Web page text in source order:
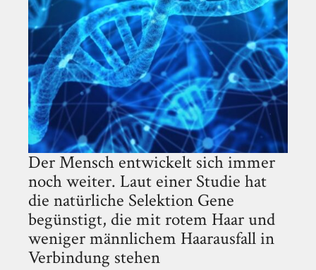
Der Mensch entwickelt sich immer
noch weiter. Laut einer Studie hat
die natürliche Selektion Gene
begünstigt, die mit rotem Haar und
weniger männlichem Haarausfall in
Verbindung stehen